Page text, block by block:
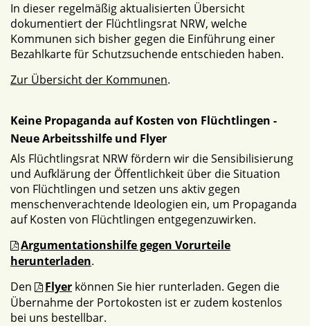
In dieser regelmäßig aktualisierten Übersicht
dokumentiert der Flüchtlingsrat NRW, welche
Kommunen sich bisher gegen die Einführung einer
Bezahlkarte für Schutzsuchende entschieden haben.
Zur Übersicht der Kommunen.
Keine Propaganda auf Kosten von Flüchtlingen -
Neue Arbeitsshilfe und Flyer
Als Flüchtlingsrat NRW fördern wir die Sensibilisierung
und Aufklärung der Öffentlichkeit über die Situation
von Flüchtlingen und setzen uns aktiv gegen
menschenverachtende Ideologien ein, um Propaganda
auf Kosten von Flüchtlingen entgegenzuwirken.
Argumentationshilfe gegen Vorurteile
herunterladen.
Den
Flyer können Sie hier runterladen. Gegen die
Übernahme der Portokosten ist er zudem kostenlos
bei uns bestellbar.